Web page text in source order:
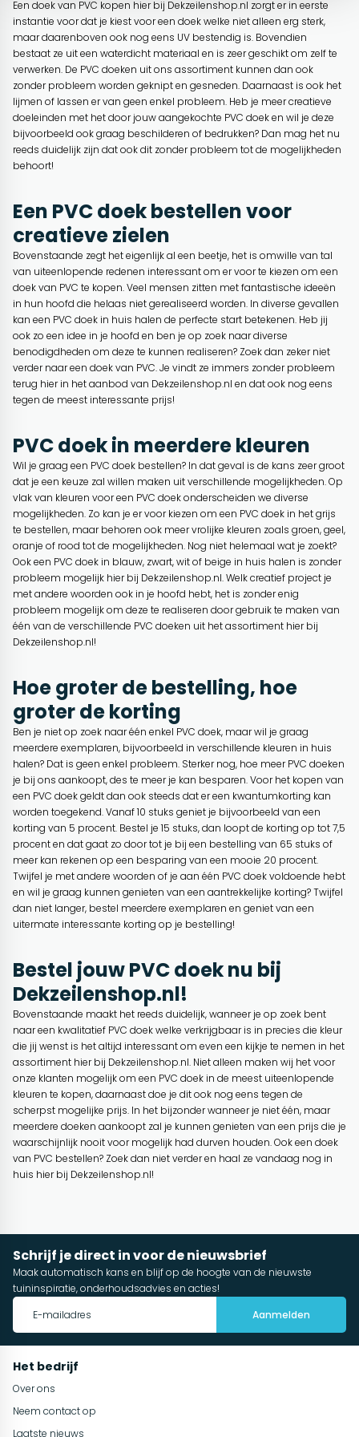
Een doek van PVC kopen hier bij Dekzeilenshop.nl zorgt er in eerste
instantie voor dat je kiest voor een doek welke niet alleen erg sterk,
maar daarenboven ook nog eens UV bestendig is. Bovendien
bestaat ze uit een waterdicht materiaal en is zeer geschikt om zelf te
verwerken. De PVC doeken uit ons assortiment kunnen dan ook
zonder probleem worden geknipt en gesneden. Daarnaast is ook het
lijmen of lassen er van geen enkel probleem. Heb je meer creatieve
doeleinden met het door jouw aangekochte PVC doek en wil je deze
bijvoorbeeld ook graag beschilderen of bedrukken? Dan mag het nu
reeds duidelijk zijn dat ook dit zonder probleem tot de mogelijkheden
behoort!
Een PVC doek bestellen voor
creatieve zielen
Bovenstaande zegt het eigenlijk al een beetje, het is omwille van tal
van uiteenlopende redenen interessant om er voor te kiezen om een
doek van PVC te kopen. Veel mensen zitten met fantastische ideeën
in hun hoofd die helaas niet gerealiseerd worden. In diverse gevallen
kan een PVC doek in huis halen de perfecte start betekenen. Heb jij
ook zo een idee in je hoofd en ben je op zoek naar diverse
benodigdheden om deze te kunnen realiseren? Zoek dan zeker niet
verder naar een doek van PVC. Je vindt ze immers zonder probleem
terug hier in het aanbod van Dekzeilenshop.nl en dat ook nog eens
tegen de meest interessante prijs!
PVC doek in meerdere kleuren
Wil je graag een PVC doek bestellen? In dat geval is de kans zeer groot
dat je een keuze zal willen maken uit verschillende mogelijkheden. Op
vlak van kleuren voor een PVC doek onderscheiden we diverse
mogelijkheden. Zo kan je er voor kiezen om een PVC doek in het grijs
te bestellen, maar behoren ook meer vrolijke kleuren zoals groen, geel,
oranje of rood tot de mogelijkheden. Nog niet helemaal wat je zoekt?
Ook een PVC doek in blauw, zwart, wit of beige in huis halen is zonder
probleem mogelijk hier bij Dekzeilenshop.nl. Welk creatief project je
met andere woorden ook in je hoofd hebt, het is zonder enig
probleem mogelijk om deze te realiseren door gebruik te maken van
één van de verschillende PVC doeken uit het assortiment hier bij
Dekzeilenshop.nl!
Hoe groter de bestelling, hoe
groter de korting
Ben je niet op zoek naar één enkel PVC doek, maar wil je graag
meerdere exemplaren, bijvoorbeeld in verschillende kleuren in huis
halen? Dat is geen enkel probleem. Sterker nog, hoe meer PVC doeken
je bij ons aankoopt, des te meer je kan besparen. Voor het kopen van
een PVC doek geldt dan ook steeds dat er een kwantumkorting kan
worden toegekend. Vanaf 10 stuks geniet je bijvoorbeeld van een
korting van 5 procent. Bestel je 15 stuks, dan loopt de korting op tot 7,5
procent en dat gaat zo door tot je bij een bestelling van 65 stuks of
meer kan rekenen op een besparing van een mooie 20 procent.
Twijfel je met andere woorden of je aan één PVC doek voldoende hebt
en wil je graag kunnen genieten van een aantrekkelijke korting? Twijfel
dan niet langer, bestel meerdere exemplaren en geniet van een
uitermate interessante korting op je bestelling!
Bestel jouw PVC doek nu bij
Dekzeilenshop.nl!
Bovenstaande maakt het reeds duidelijk, wanneer je op zoek bent
naar een kwalitatief PVC doek welke verkrijgbaar is in precies die kleur
die jij wenst is het altijd interessant om even een kijkje te nemen in het
assortiment hier bij Dekzeilenshop.nl. Niet alleen maken wij het voor
onze klanten mogelijk om een PVC doek in de meest uiteenlopende
kleuren te kopen, daarnaast doe je dit ook nog eens tegen de
scherpst mogelijke prijs. In het bijzonder wanneer je niet één, maar
meerdere doeken aankoopt zal je kunnen genieten van een prijs die je
waarschijnlijk nooit voor mogelijk had durven houden. Ook een doek
van PVC bestellen? Zoek dan niet verder en haal ze vandaag nog in
huis hier bij Dekzeilenshop.nl!
Schrijf je direct in voor de nieuwsbrief
Maak automatisch kans en blijf op de hoogte van de nieuwste
tuininspiratie, onderhoudsadvies en acties!
Aanmelden
Het bedrijf
Over ons
Neem contact op
Laatste nieuws